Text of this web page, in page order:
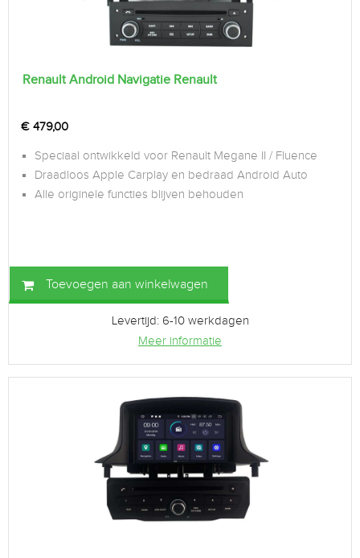
Renault Android Navigatie Renault
€ 479,00
Speciaal ontwikkeld voor Renault Megane II / Fluence
Draadloos Apple Carplay en bedraad Android Auto
Alle originele functies blijven behouden
Toevoegen aan winkelwagen
Levertijd: 6-10 werkdagen
Meer informatie